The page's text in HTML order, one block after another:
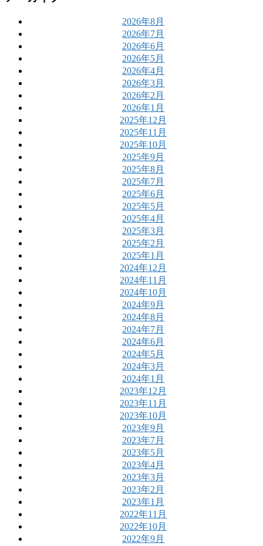
2026年8月
2026年7月
2026年6月
2026年5月
2026年4月
2026年3月
2026年2月
2026年1月
2025年12月
2025年11月
2025年10月
2025年9月
2025年8月
2025年7月
2025年6月
2025年5月
2025年4月
2025年3月
2025年2月
2025年1月
2024年12月
2024年11月
2024年10月
2024年9月
2024年8月
2024年7月
2024年6月
2024年5月
2024年3月
2024年1月
2023年12月
2023年11月
2023年10月
2023年9月
2023年7月
2023年5月
2023年4月
2023年3月
2023年2月
2023年1月
2022年11月
2022年10月
2022年9月